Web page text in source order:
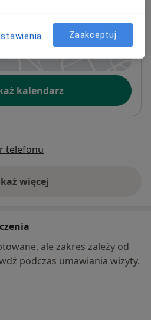
mapę
kalendarz
telefonu
więcej
o adresie
ale zakres zależy od
podczas umawiania wizyty.
Zaakceptuj